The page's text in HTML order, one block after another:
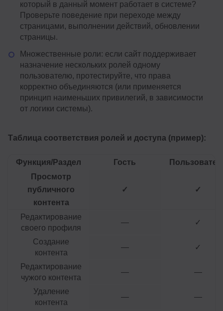
который в данный момент работает в системе?
Проверьте поведение при переходе между
страницами, выполнении действий, обновлении
страницы.
Множественные роли: если сайт поддерживает
назначение нескольких ролей одному
пользователю, протестируйте, что права
корректно объединяются (или применяется
принцип наименьших привилегий, в зависимости
от логики системы).
Таблица соответствия ролей и доступа (пример):
Функция/Раздел Гость
Просмотр
публичного
контента
✓ ✓
Редактирование
своего профиля
— ✓
Создание
контента
— ✓
Редактирование
чужого контента
— —
Удаление
контента
— —